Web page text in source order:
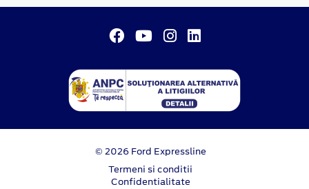
© 2026 Ford Expressline
Termeni si conditii
Confidentialitate